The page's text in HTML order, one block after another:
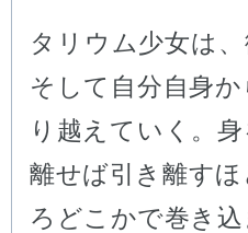
タリウム少女は
そして自分自身
り越えていく。
離せば引き離す
ろどこかで巻き